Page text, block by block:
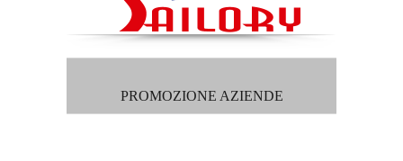
PROMOZIONE AZIENDE